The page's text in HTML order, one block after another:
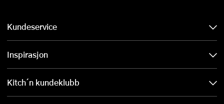
Kundeservice
Inspirasjon
Kitch´n kundeklubb